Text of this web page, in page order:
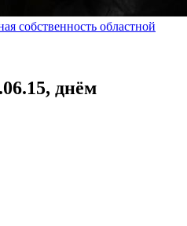
собственность областной
днём